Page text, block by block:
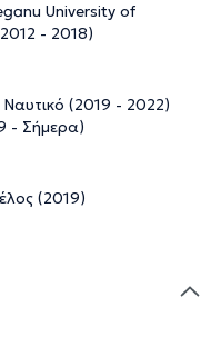
University of
- 2018)
(2019 - 2022)
- Σήμερα)
(2019)